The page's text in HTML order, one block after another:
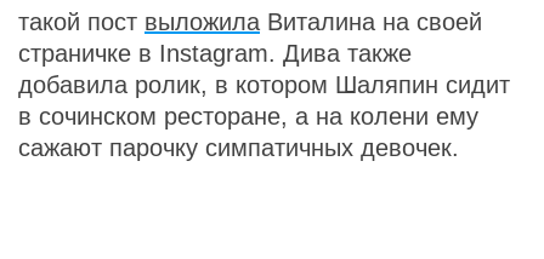
такой пост выложила Виталина на своей
страничке в Instagram. Дива также
добавила ролик, в котором Шаляпин сидит
в сочинском ресторане, а на колени ему
сажают парочку симпатичных девочек.